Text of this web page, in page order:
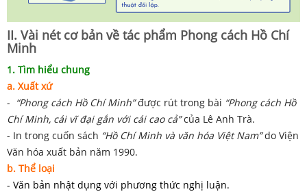
II. Vài nét cơ bản về tác phẩm Phong cách Hồ Chí
Minh
1. Tìm hiểu chung
a. Xuất xứ
- “Phong cách Hồ Chí Minh”được rút trong bài “Phong cách Hồ
Chí Minh, cái vĩ đại gắn với cái cao cả”của Lê Anh Trà.
- In trong cuốn sách “Hồ Chí Minh và văn hóa Việt Nam”do Viện
Văn hóa xuất bản năm 1990.
b. Thể loại
- Văn bản nhật dụng với phương thức nghị luận.